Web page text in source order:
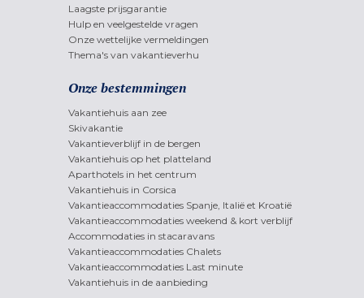
Laagste prijsgarantie
Hulp en veelgestelde vragen
Onze wettelijke vermeldingen
Thema's van vakantieverhu
Onze bestemmingen
Vakantiehuis aan zee
Skivakantie
Vakantieverblijf in de bergen
Vakantiehuis op het platteland
Aparthotels in het centrum
Vakantiehuis in Corsica
Vakantieaccommodaties Spanje, Italië et Kroatië
Vakantieaccommodaties weekend & kort verblijf
Accommodaties in stacaravans
Vakantieaccommodaties Chalets
Vakantieaccommodaties Last minute
Vakantiehuis in de aanbieding